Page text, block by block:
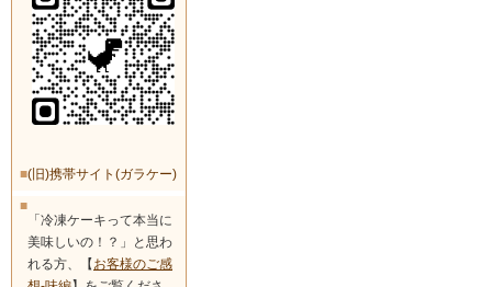
■(旧)携帯サイト(ガラケー)
■
「冷凍ケーキって本当に
美味しいの！？」と思わ
れる方、【 お客様のご感